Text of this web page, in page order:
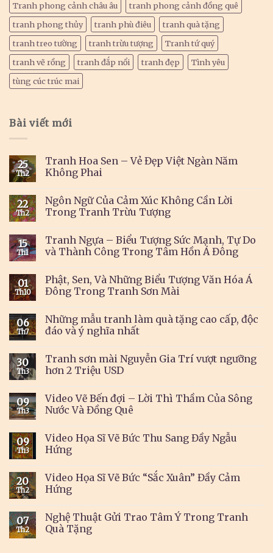
Tranh phong cảnh châu âu
tranh phong cảnh đồng quê
tranh phong thủy
tranh phù điêu
tranh quà tặng
tranh treo tường
tranh trừu tượng
Tranh tứ quý
tranh vẽ rồng
tranh đắp nổi tranh đẹp
Tình yêu
tùng cúc trúc mai
Bài viết mới
25
Th2
Tranh Hoa Sen – Vẻ Đẹp Việt Ngàn Năm
Không Phai
22
Th2
Ngôn Ngữ Của Cảm Xúc Không Cần Lời
Trong Tranh Trừu Tượng
15
Th1
Tranh Ngựa – Biểu Tượng Sức Mạnh, Tự Do
và Thành Công Trong Tâm Hồn Á Đông
01
Th10
Phật, Sen, Và Những Biểu Tượng Văn Hóa Á
Đông Trong Tranh Sơn Mài
06
Th7
Những mẫu tranh làm quà tặng cao cấp, độc
đáo và ý nghĩa nhất
30
Th3
Tranh sơn mài Nguyễn Gia Trí vượt ngưỡng
hơn 2 Triệu USD
09
Th3
Video Vẽ Bến đợi – Lời Thì Thầm Của Sông
Nước Và Đồng Quê
09
Th3
Video Họa Sĩ Vẽ Bức Thu Sang Đầy Ngẫu
Hứng
20
Th2
Video Họa Sĩ Vẽ Bức “Sắc Xuân” Đầy Cảm
Hứng
07
Th2
Nghệ Thuật Gửi Trao Tâm Ý Trong Tranh
Quà Tặng